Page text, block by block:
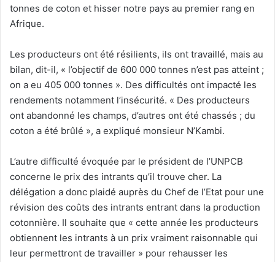
tonnes de coton et hisser notre pays au premier rang en
Afrique.
Les producteurs ont été résilients, ils ont travaillé, mais au
bilan, dit-il, « l’objectif de 600 000 tonnes n’est pas atteint ;
on a eu 405 000 tonnes ». Des difficultés ont impacté les
rendements notamment l’insécurité. « Des producteurs
ont abandonné les champs, d’autres ont été chassés ; du
coton a été brûlé », a expliqué monsieur N’Kambi.
L’autre difficulté évoquée par le président de l’UNPCB
concerne le prix des intrants qu’il trouve cher. La
délégation a donc plaidé auprès du Chef de l’Etat pour une
révision des coûts des intrants entrant dans la production
cotonnière. Il souhaite que « cette année les producteurs
obtiennent les intrants à un prix vraiment raisonnable qui
leur permettront de travailler » pour rehausser les